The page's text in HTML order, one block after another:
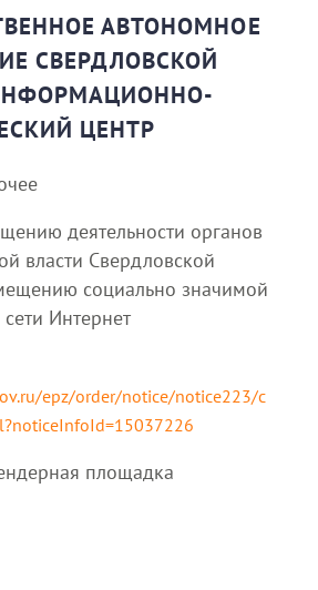
АВТОНОМНОЕ
СВЕРДЛОВСКОЙ
ЦЕНТР
деятельности органов
власти Свердловской
социально значимой
Интернет
epz/order/notice/notice223/c
площадка